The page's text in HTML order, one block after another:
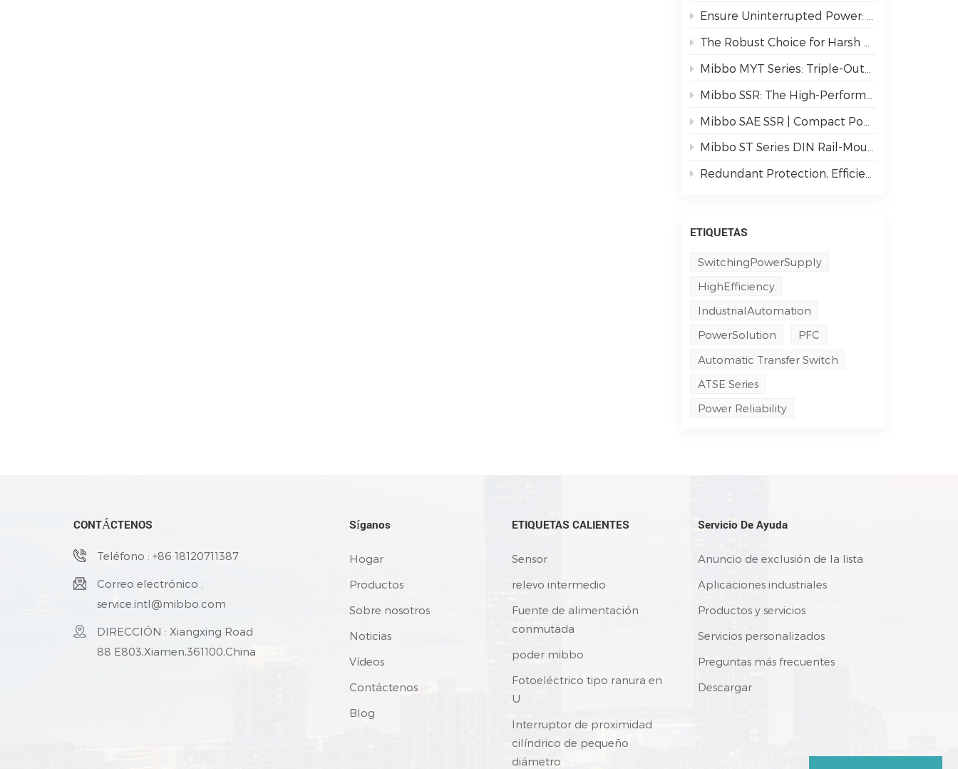
Ensure Uninterrupted Power: The Mibbo ATSE Series Automatic Transfer Switch
The Robust Choice for Harsh Environments: AJ3 IP67 Metal Switches
Mibbo MYT Series: Triple-Output Isolated Power Solutions
Mibbo SSR: The High-Performance Switching Solution for Demanding Industrial Environments.
Mibbo SAE SSR | Compact Power, Dual-Mode Control for Industrial Reliability
Mibbo ST Series DIN Rail-Mounted Single-Phase AC Output Solid State Relays: Powering Smarter Industrial Automation
Redundant Protection, Efficient & Secure | M3DN Series Redundancy Modules
ETIQUETAS
SwitchingPowerSupply
HighEfficiency
IndustrialAutomation
PowerSolution
PFC
Automatic Transfer Switch
ATSE Series
Power Reliability
CONTÁCTENOS
Teléfono : +86 18120711387
Correo electrónico :
service.intl@mibbo.com
DIRECCIÓN : Xiangxing Road
88 E803,Xiamen,361100,China
Síganos
Hogar
Productos
Sobre nosotros
Noticias
Vídeos
Contáctenos
Blog
ETIQUETAS CALIENTES
Sensor
relevo intermedio
Fuente de alimentación
conmutada
poder mibbo
Fotoeléctrico tipo ranura en
U
Interruptor de proximidad
cilíndrico de pequeño
diámetro
Servicio De Ayuda
Anuncio de exclusión de la lista
Aplicaciones industriales
Productos y servicios
Servicios personalizados
Preguntas más frecuentes
Descargar